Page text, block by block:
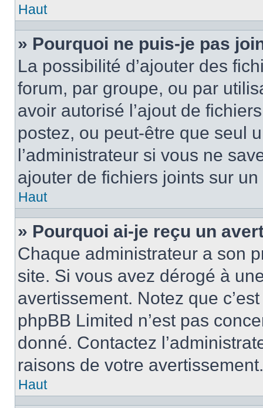
Haut
» Pourquoi ne puis-je pas
La possibilité d’ajouter des
forum, par groupe, ou par
avoir autorisé l’ajout de
postez, ou peut-être que seul
l’administrateur si vous ne
ajouter de fichiers joints sur un
Haut
» Pourquoi ai-je reçu un
Chaque administrateur a son
site. Si vous avez dérogé à
avertissement. Notez que
phpBB Limited n’est pas
donné. Contactez
raisons de votre avertissement.
Haut